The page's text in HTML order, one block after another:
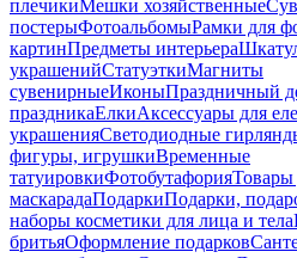
плечикиМешки хозяйственные
постерыФотоальбомыРамки для
картинПредметы интерьера
украшенийСтатуэткиМагниты
сувенирныеИконыПраздничный
праздникаЕлкиАксессуары для
украшенияСветодиодные
фигуры, игрушкиВременные
татуировкиФотобутафорияТовары
маскарадаПодаркиПодарки,
наборы косметики для лица и тела
бритьяОформление подарков